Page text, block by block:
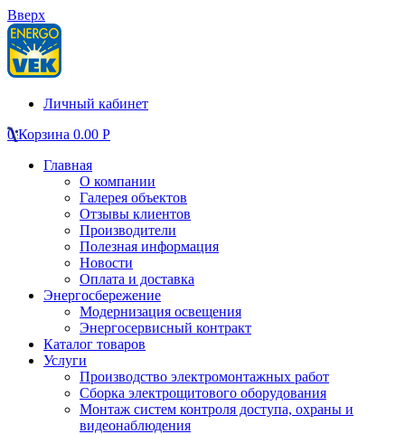
Вверх
Личный кабинет
0 Корзина 0.00 Р
Главная
О компании
Галерея объектов
Отзывы клиентов
Производители
Полезная информация
Новости
Оплата и доставка
Энергосбережение
Модернизация освещения
Энергосервисный контракт
Каталог товаров
Услуги
Производство электромонтажных работ
Сборка электрощитового оборудования
Монтаж систем контроля доступа, охраны и
видеонаблюдения